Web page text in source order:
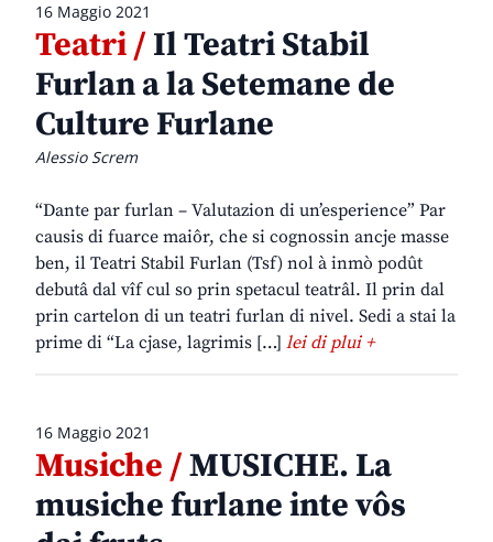
16 Maggio 2021
Teatri /Il Teatri Stabil
Furlan a la Setemane de
Culture Furlane
Alessio Screm
“Dante par furlan – Valutazion di un’esperience” Par
causis di fuarce maiôr, che si cognossin ancje masse
ben, il Teatri Stabil Furlan (Tsf) nol à inmò podût
debutâ dal vîf cul so prin spetacul teatrâl. Il prin dal
prin cartelon di un teatri furlan di nivel. Sedi a stai la
prime di “La cjase, lagrimis […] lei di plui +
16 Maggio 2021
Musiche /MUSICHE. La
musiche furlane inte vôs